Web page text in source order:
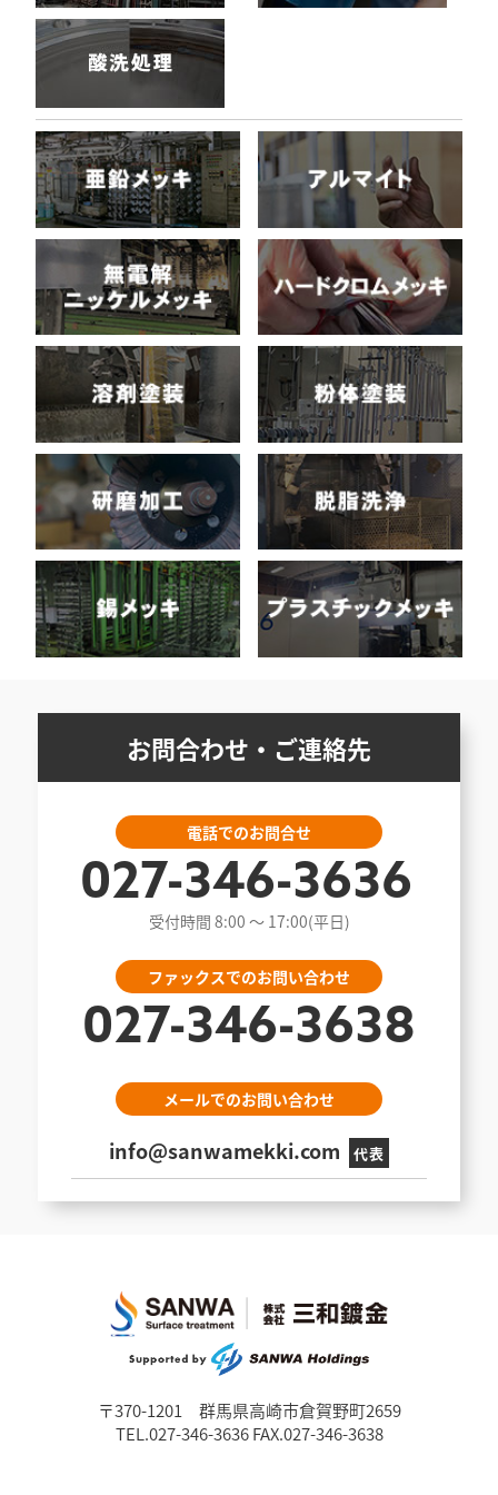
お問合わせ・ご連絡先
電話でのお問合せ
027-346-3636
受付時間 8:00 〜 17:00(平日)
ファックスでのお問い合わせ
027-346-3638
メールでのお問い合わせ
info@sanwamekki.com 代表
〒370-1201 群馬県高崎市倉賀野町2659
TEL.027-346-3636 FAX.027-346-3638